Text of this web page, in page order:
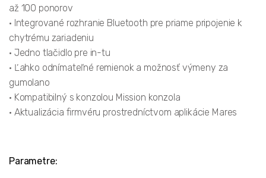
až 100 ponorov
• Integrované rozhranie Bluetooth pre priame pripojenie k
chytrému zariadeniu
• Jedno tlačidlo pre in-tu
• Ľahko odnímateľné remienok a možnosť výmeny za
gumolano
• Kompatibilný s konzolou Mission konzola
• Aktualizácia firmvéru prostredníctvom aplikácie Mares
Parametre: